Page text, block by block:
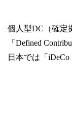
個人型DC（確定
「Defined
日本では「